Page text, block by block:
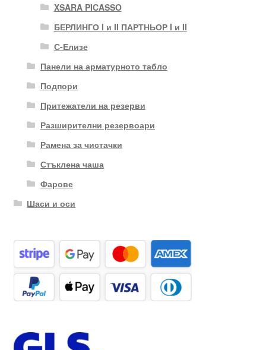
XSARA PICASSO
БЕРЛИНГО I и II ПАРТНЬОР I и II
С-Елизе
Панели на арматурното табло
Подпори
Притежатели на резерви
Разширителни резервоари
Рамена за чистачки
Стъклена чаша
Фарове
Шаси и оси